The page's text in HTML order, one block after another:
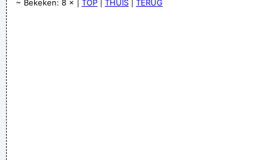
~ Bekeken: 8 × | TOP THUIS TERUG